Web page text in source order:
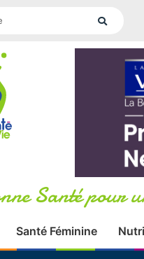
Santé pour
Santé Féminine